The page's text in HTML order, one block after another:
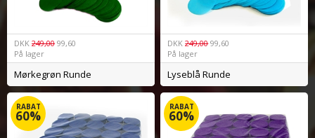
DKK 249,00 99,60
På lager
Mørkegrøn Runde
DKK 249,00 99,60
På lager
Lyseblå Runde
RABAT
60%
RABAT
60%